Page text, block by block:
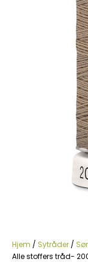
Hjem / Sytråder /
Alle stoffers tråd-